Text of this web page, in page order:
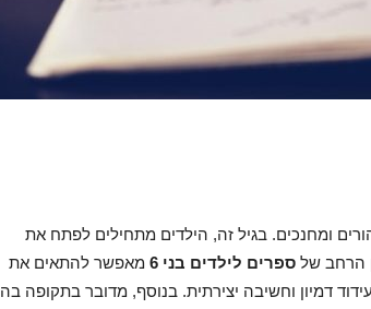
ומחנכים. בגיל זה, הילדים מתחילים לפתח את
הרחב של ספרים לילדים בני 6
מאפשר להתאים את
דמיון וחשיבה יצירתית. בנוסף, מדובר בתקופה בה